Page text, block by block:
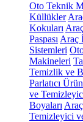
Oto Teknik
Küllükler
Kokuları
Paspası Araç
Sistemleri
Makineleri
Temizlik ve
Parlatıcı
ve
Boyaları
Temizleyici